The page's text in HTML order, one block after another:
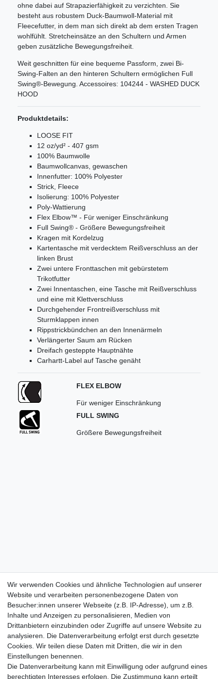
ohne dabei auf Strapazierfähigkeit zu verzichten. Sie
besteht aus robustem Duck-Baumwoll-Material mit
Fleecefutter, in dem man sich direkt ab dem ersten Tragen
wohlfühlt. Stretcheinsätze an den Schultern und Armen
geben zusätzliche Bewegungsfreiheit.
Weit geschnitten für eine bequeme Passform, zwei Bi-
Swing-Falten an den hinteren Schultern ermöglichen Full
Swing®-Bewegung. Accessoires: 104244 - WASHED DUCK
HOOD
Produktdetails:
LOOSE FIT
12 oz/yd² - 407 gsm
100% Baumwolle
Baumwollcanvas, gewaschen
Innenfutter: 100% Polyester
Strick, Fleece
Isolierung: 100% Polyester
Poly-Wattierung
Flex Elbow™ - Für weniger Einschränkung
Full Swing® - Größere Bewegungsfreiheit
Kragen mit Kordelzug
Kartentasche mit verdecktem Reißverschluss an der
linken Brust
Zwei untere Fronttaschen mit gebürstetem
Trikotfutter
Zwei Innentaschen, eine Tasche mit Reißverschluss
und eine mit Klettverschluss
Durchgehender Frontreißverschluss mit
Sturmklappen innen
Rippstrickbündchen an den Innenärmeln
Verlängerter Saum am Rücken
Dreifach gesteppte Hauptnähte
Carhartt-Label auf Tasche genäht
FLEX ELBOW
Für weniger Einschränkung
FULL SWING
Größere Bewegungsfreiheit
Wir verwenden Cookies und ähnliche Technologien auf unserer
Website und verarbeiten personenbezogene Daten von
Besucher:innen unserer Webseite (z.B. IP-Adresse), um z.B.
Inhalte und Anzeigen zu personalisieren, Medien von
Drittanbietern einzubinden oder Zugriffe auf unsere Website zu
analysieren. Die Datenverarbeitung erfolgt erst durch gesetzte
Cookies. Wir teilen diese Daten mit Dritten, die wir in den
Einstellungen benennen.
Die Datenverarbeitung kann mit Einwilligung oder aufgrund eines
berechtigten Interesses erfolgen. Die Zustimmung kann erteilt